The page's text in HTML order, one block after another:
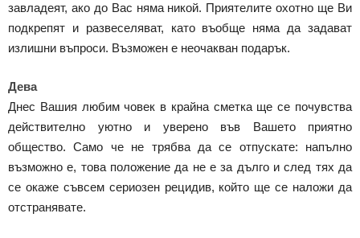
завладеят, ако до Вас няма никой. Приятелите охотно ще Ви
подкрепят и развеселяват, като въобще няма да задават
излишни въпроси. Възможен е неочакван подарък.
Дева
Днес Вашия любим човек в крайна сметка ще се почувства
действително уютно и уверено във Вашето приятно
общество. Само че не трябва да се отпускате: напълно
възможно е, това положение да не е за дълго и след тях да
се окаже съвсем сериозен рецидив, който ще се наложи да
отстранявате.